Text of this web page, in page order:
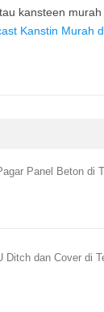
kansteen murah
Kanstin Murah
Panel Beton di
Ditch dan Cover di